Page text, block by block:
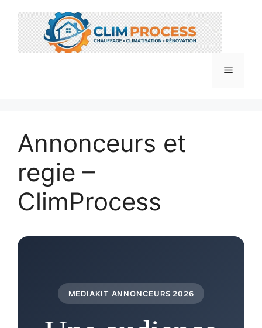
contenu
Menu
Annonceurs et
regie –
ClimProcess
MEDIAKIT ANNONCEURS 2026